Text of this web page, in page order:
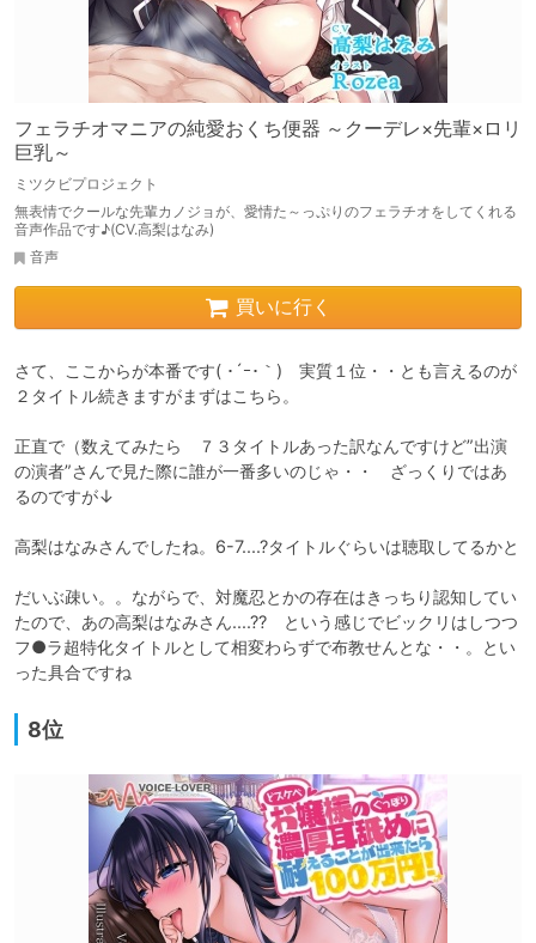
フェラチオマニアの純愛おくち便器 ～クーデレ×先輩×ロリ
巨乳～
ミツクビプロジェクト
無表情でクールな先輩カノジョが、愛情た～っぷりのフェラチオをしてくれる
音声作品です♪(CV.高梨はなみ)
音声
買いに行く
さて、ここからが本番です( ･´ｰ･｀)　実質１位・・とも言えるのが
２タイトル続きますがまずはこちら。
正直で（数えてみたら　７３タイトルあった訳なんですけど”出演
の演者”さんで見た際に誰が一番多いのじゃ・・　ざっくりではあ
るのですが↓
高梨はなみさんでしたね。6-7....?タイトルぐらいは聴取してるかと
だいぶ疎い。。ながらで、対魔忍とかの存在はきっちり認知してい
たので、あの高梨はなみさん....??　という感じでビックリはしつつ
フ●ラ超特化タイトルとして相変わらずで布教せんとな・・。とい
った具合ですね
8位